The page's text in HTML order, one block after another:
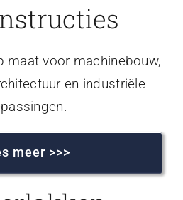
maat voor machinebouw,
en industriële
meer >>>